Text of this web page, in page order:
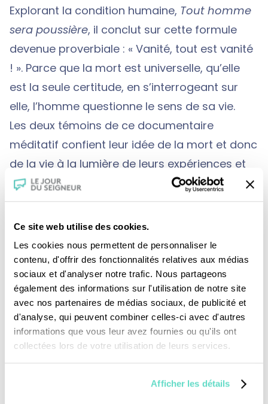
Ce site web utilise des cookies.
Les cookies nous permettent de personnaliser le
contenu, d'offrir des fonctionnalités relatives aux médias
sociaux et d'analyser notre trafic. Nous partageons
également des informations sur l'utilisation de notre site
avec nos partenaires de médias sociaux, de publicité et
d'analyse, qui peuvent combiner celles-ci avec d'autres
informations que vous leur avez fournies ou qu'ils ont
collectées lors de votre utilisation de leurs services.
Afficher les détails
Explorant la condition humaine, Tout homme
sera poussière, il conclut sur cette formule
devenue proverbiale : « Vanité, tout est vanité
! ». Parce que la mort est universelle, qu’elle
est la seule certitude, en s’interrogeant sur
elle, l’homme questionne le sens de sa vie.
Les deux témoins de ce documentaire
méditatif confient leur idée de la mort et donc
de la vie à la lumière de leurs expériences et
de leurs convictions. Jean-François Deniau,
croyant et amoureux de la vie, livre son
dernier combat contre la vieillesse et la
maladie qui l’emportera peu après ce
tournage. Etienne Klein, passionné par le
temps qu’il étudie, invite à penser la mort à
partir du temps : elle appartient à l’avenir
mais n’est pas là et encourage ainsi à « une
diététique de l’instant qui passe ». Jean-
nouveau sous le soleil » par sa croyance que